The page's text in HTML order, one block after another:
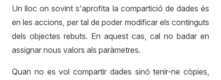
Un lloc on sovint s'aprofita la compartició de dades és
en les accions, per tal de poder modificar els continguts
dels objectes rebuts. En aquest cas, cal no badar en
assignar nous valors als paràmetres.
Quan no es vol compartir dades sinó tenir-ne còpies,